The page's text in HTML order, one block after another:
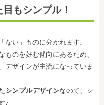
もシンプル！
ない」ものに分かれます。
のを好む傾向にあるため、
デザインが主流になっていま
シンプルデザインなので、シ
♪